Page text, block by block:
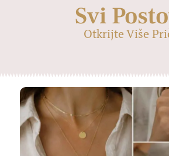
Svi
Otkrijte Više